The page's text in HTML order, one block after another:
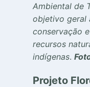
Ambiental de
objetivo geral
conservação
recursos
indígenas.
Projeto